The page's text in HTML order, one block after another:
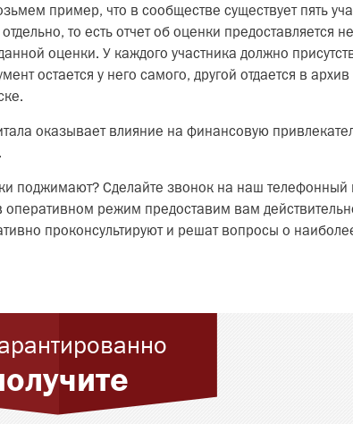
пример, что в сообществе существует пять
то есть отчет об оценки предоставляется
оценки. У каждого участника должно
остается у него самого, другой отдается в
оказывает влияние на финансовую
поджимают? Сделайте звонок на наш телефонный
режим предоставим вам
проконсультируют и решат вопросы о